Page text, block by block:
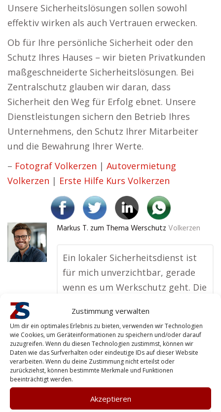
Zustimmung verwalten
Um dir ein optimales Erlebnis zu bieten, verwenden wir Technologien
wie Cookies, um Geräteinformationen zu speichern und/oder darauf
zuzugreifen. Wenn du diesen Technologien zustimmst, können wir
Daten wie das Surfverhalten oder eindeutige IDs auf dieser Website
verarbeiten. Wenn du deine Zustimmung nicht erteilst oder
zurückziehst, können bestimmte Merkmale und Funktionen
beeinträchtigt werden.
Akzeptieren
Unsere Sicherheitslösungen sollen sowohl
effektiv wirken als auch Vertrauen erwecken.
Ob für Ihre persönliche Sicherheit oder den
Schutz Ihres Hauses – wir bieten Privatkunden
maßgeschneiderte Sicherheitslösungen. Bei
Zentralschutz glauben wir daran, dass
Sicherheit den Weg für Erfolg ebnet. Unsere
Dienstleistungen sichern den Betrieb Ihres
Unternehmens, den Schutz Ihrer Mitarbeiter
und die Bewahrung Ihrer Werte.
– Fotograf Volkerzen | Autovermietung
Volkerzen | Erste Hilfe Kurs Volkerzen
Markus T. zum Thema Werschutz Volkerzen
Ein lokaler Sicherheitsdienst ist
für mich unverzichtbar, gerade
wenn es um Werkschutz geht. Die
die Umgebung, sondern auch die
spezifischen Risiken der Region.
Außerdem schätze ich die
persönliche Erreichbarkeit und
die schnelle Reaktionszeit. Mit
einer ansässigen Firma habe ich
die Gewissheit, dass im Ernstfall